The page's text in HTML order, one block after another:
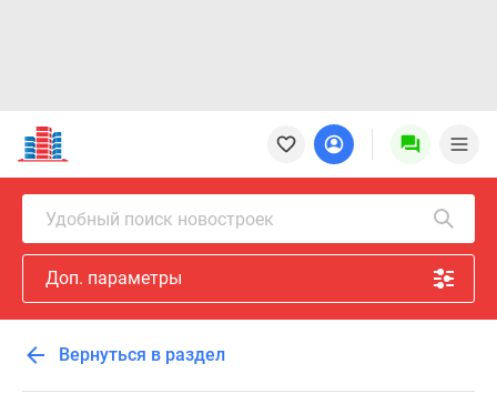
Новостройки
Квартиры
Ипотека
Новостройки
Москвы
Новостройки
Подмосковья
Новостройки
Москвы
Готовые
Удобный поиск новостроек
Доп. параметры
Вернуться в раздел